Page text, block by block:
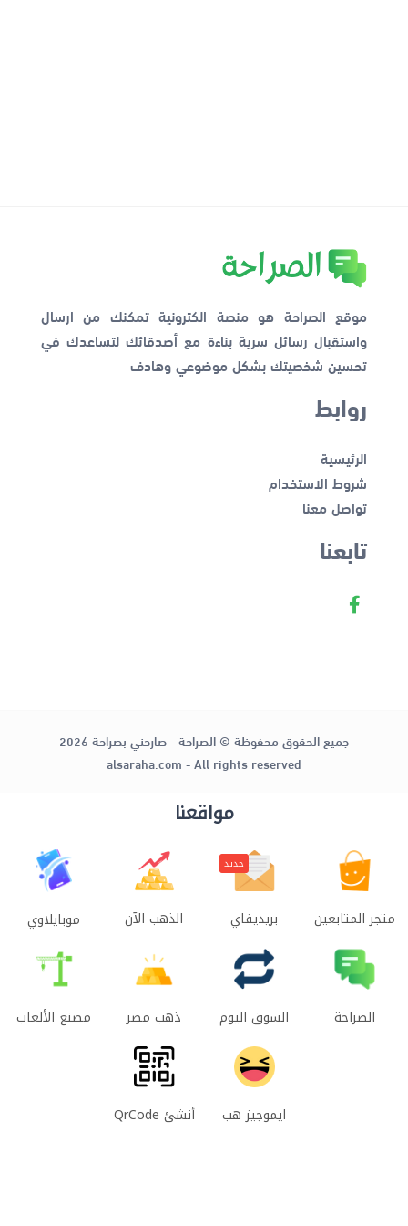
موقع الصراحة هو منصة الكترونية تمكنك من ارسال
واستقبال رسائل سرية بناءة مع أصدقائك لتساعدك في
تحسين شخصيتك بشكل موضوعي وهادف
روابط
الرئيسية
شروط الاستخدام
تواصل معنا
تابعنا
جميع الحقوق محفوظة © الصراحة - صارحني بصراحة 2026
alsaraha.com - All rights reserved